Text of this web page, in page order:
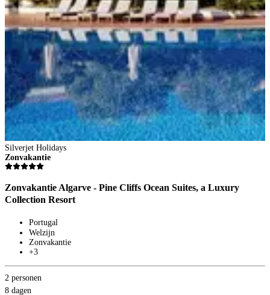
Silverjet Holidays
Zonvakantie
Zonvakantie Algarve - Pine Cliffs Ocean Suites, a Luxury
Collection Resort
Portugal
Welzijn
Zonvakantie
+3
2 personen
8 dagen